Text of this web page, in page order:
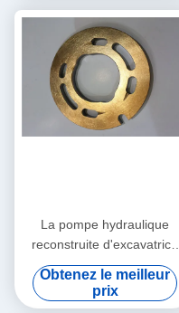
La pompe hydraulique
reconstruite d'excavatrice
partie le modèle multi de
PV90R075 PV90RK42
PV90L42
Obtenez le meilleur
prix